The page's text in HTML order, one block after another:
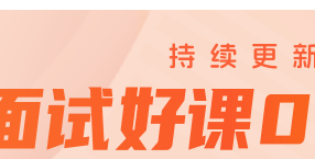
年和布克赛尔县高校毕业生“三支一扶”计